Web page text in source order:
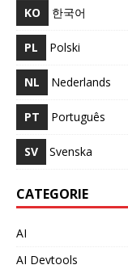
KO 한국어
PL Polski
NL Nederlands
PT Português
SV Svenska
CATEGORIE
AI
AI Devtools